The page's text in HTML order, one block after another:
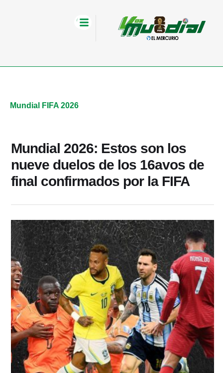
Mundial FIFA 2026
Mundial 2026: Estos son los
nueve duelos de los 16avos de
final confirmados por la FIFA